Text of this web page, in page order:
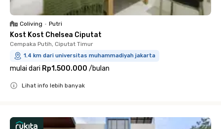
Coliving • Putri
Kost Kost Chelsea Ciputat
Cempaka Putih, Ciputat Timur
1.4 km dari universitas muhammadiyah jakarta
mulai dari Rp1.500.000 /bulan
Lihat info lebih banyak